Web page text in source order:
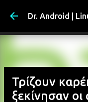
Μετάβαση
Dr. Android |
Τρίζουν
ξεκίνησαν οι